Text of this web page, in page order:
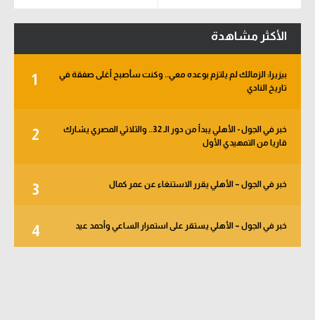
الأكثر مشاهدة
1
بيزيرا: الزمالك لم يلتزم بوعده معي.. وكنت سأصبح أغلى صفقة في
تاريخ النادي
2
خبر في الجول - الأهلي يبدأ من دور الـ 32.. والثلاثي المصري يشارك
قاريا من التمهيدي الأول
3 خبر في الجول – الأهلي يقرر الاستنغاء عن عمر كمال
4 خبر في الجول – الأهلي يستقر على استمرار الساعي وأحمد عيد